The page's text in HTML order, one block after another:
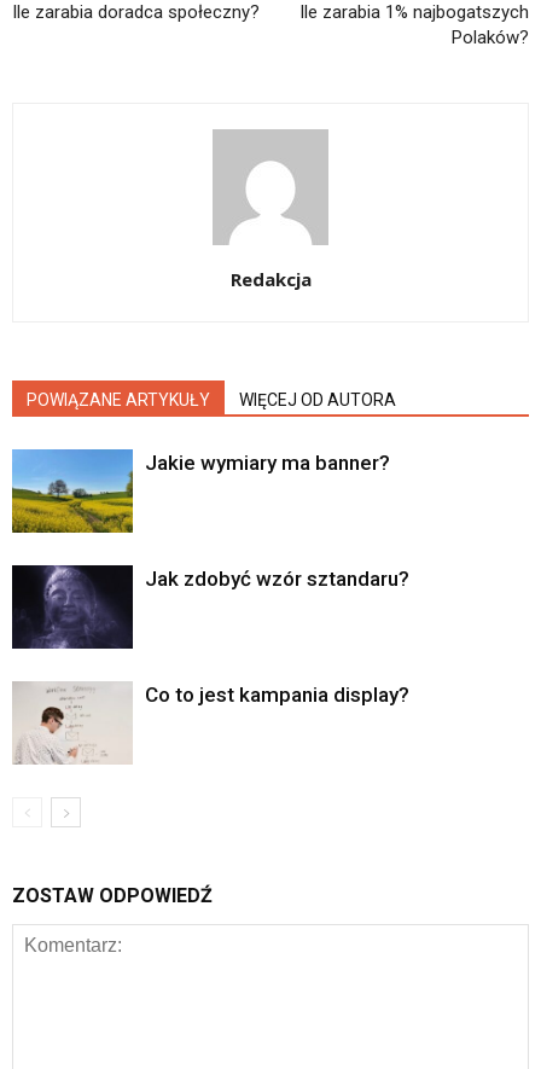
Ile zarabia doradca społeczny?
Ile zarabia 1% najbogatszych
Polaków?
Redakcja
POWIĄZANE ARTYKUŁY WIĘCEJ OD AUTORA
Jakie wymiary ma banner?
Jak zdobyć wzór sztandaru?
Co to jest kampania display?
ZOSTAW ODPOWIEDŹ